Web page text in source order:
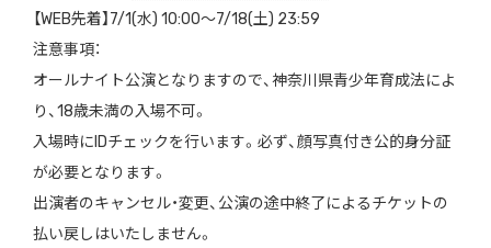
【WEB先着】7/1(水) 10:00～7/18(土) 23:59
注意事項：
オールナイト公演となりますので、神奈川県青少年育成法によ
り、18歳未満の入場不可。
入場時にIDチェックを行います。必ず、顔写真付き公的身分証
が必要となります。
出演者のキャンセル・変更、公演の途中終了によるチケットの
払い戻しはいたしません。